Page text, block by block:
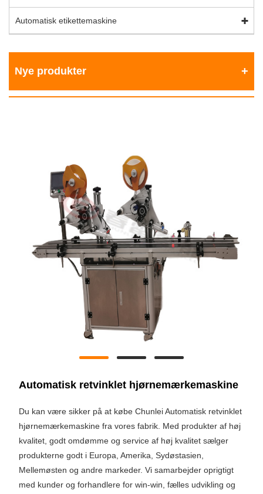
Automatisk etikettemaskine
Nye produkter
Automatisk retvinklet hjørnemærkemaskine
Du kan være sikker på at købe Chunlei Automatisk retvinklet
hjørnemærkemaskine fra vores fabrik. Med produkter af høj
kvalitet, godt omdømme og service af høj kvalitet sælger
produkterne godt i Europa, Amerika, Sydøstasien,
Mellemøsten og andre markeder. Vi samarbejder oprigtigt
med kunder og forhandlere for win-win, fælles udvikling og